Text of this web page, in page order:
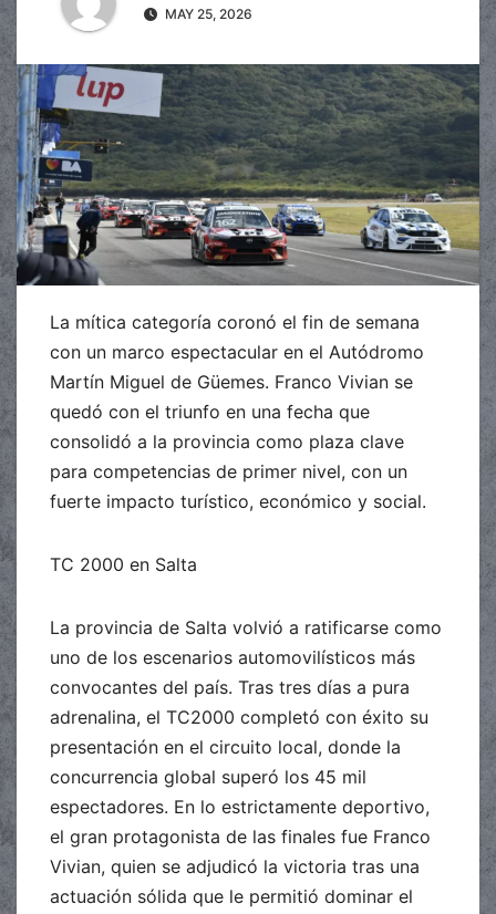
MAY 25, 2026
La mítica categoría coronó el fin de semana
con un marco espectacular en el Autódromo
Martín Miguel de Güemes. Franco Vivian se
quedó con el triunfo en una fecha que
consolidó a la provincia como plaza clave
para competencias de primer nivel, con un
fuerte impacto turístico, económico y social.
TC 2000 en Salta
La provincia de Salta volvió a ratificarse como
uno de los escenarios automovilísticos más
convocantes del país. Tras tres días a pura
adrenalina, el TC2000 completó con éxito su
presentación en el circuito local, donde la
concurrencia global superó los 45 mil
espectadores. En lo estrictamente deportivo,
el gran protagonista de las finales fue Franco
Vivian, quien se adjudicó la victoria tras una
actuación sólida que le permitió dominar el